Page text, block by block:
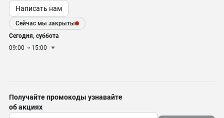
Написать нам
Сейчас мы закрыты
Сегодня, суббота
09:00
15:00
Получайте промокоды узнавайте
об акциях